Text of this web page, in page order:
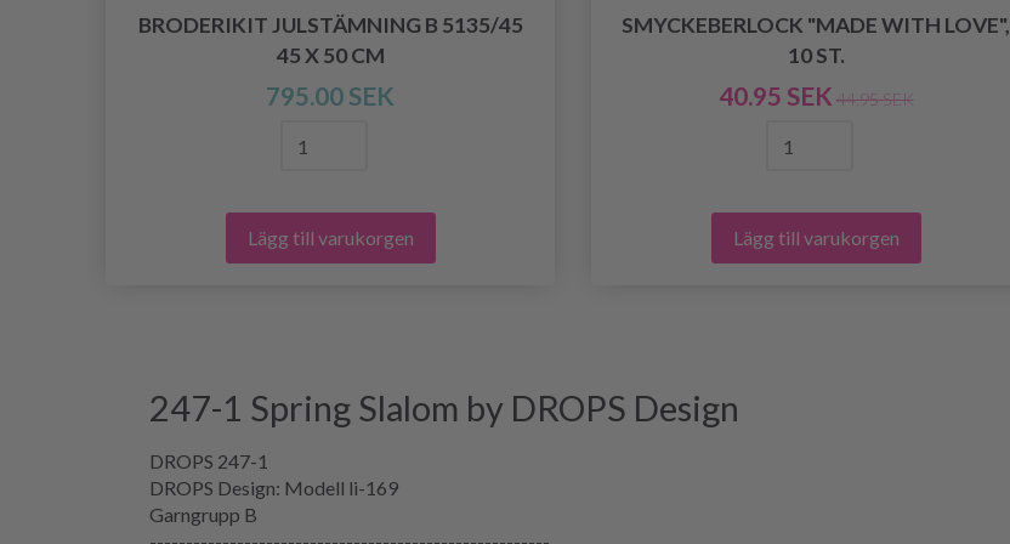
BRODERIKIT JULSTÄMNING B 5135/45
45 X 50 CM
795.00 SEK
Lägg till varukorgen
SMYCKEBERLOCK "MADE WITH LOVE",
10 ST.
40.95 SEK 44.95 SEK
Lägg till varukorgen
247-1 Spring Slalom by DROPS Design
DROPS 247-1
DROPS Design: Modell li-169
Garngrupp B